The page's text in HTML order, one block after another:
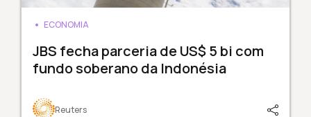
ECONOMIA
JBS fecha parceria de US$ 5 bi com
fundo soberano da Indonésia
Reuters